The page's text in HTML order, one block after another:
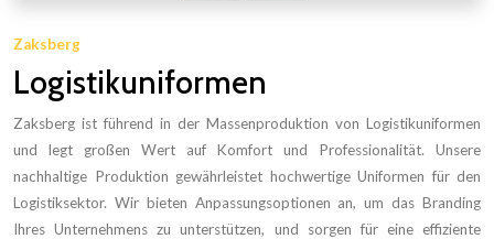
Zaksberg
Logistikuniformen
Zaksberg ist führend in der Massenproduktion von Logistikuniformen
und legt großen Wert auf Komfort und Professionalität. Unsere
nachhaltige Produktion gewährleistet hochwertige Uniformen für den
Logistiksektor. Wir bieten Anpassungsoptionen an, um das Branding
Ihres Unternehmens zu unterstützen, und sorgen für eine effiziente